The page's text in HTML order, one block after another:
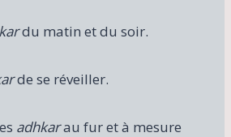
du matin et du soir.
de se réveiller.
adhkarau fur et à mesure